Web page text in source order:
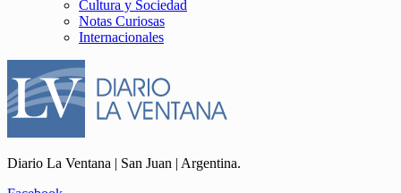
Cultura y Sociedad
Notas Curiosas
Internacionales
Diario La Ventana | San Juan | Argentina.